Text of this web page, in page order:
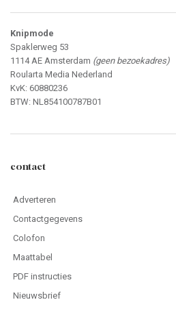
Knipmode
Spaklerweg 53
1114 AE Amsterdam (geen bezoekadres)
Roularta Media Nederland
KvK: 60880236
BTW: NL854100787B01
contact
Adverteren
Contactgegevens
Colofon
Maattabel
PDF instructies
Nieuwsbrief